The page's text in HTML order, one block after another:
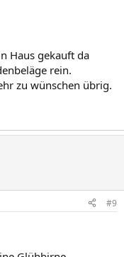
Haus gekauft da
rein.
zu wünschen übrig.
#9